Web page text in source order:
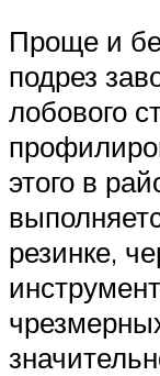
Проще и
подрез
лобового
этого в
резинке,